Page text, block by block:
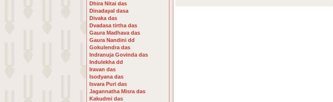
Dhira Nitai das
Dinadayal dasa
Divaka das
Dvadasa tirtha das
Gaura Madhava das
Gaura Nandini dd
Gokulendra das
Indranuja Govinda das
Indulekha dd
Iravan das
Isodyana das
Isvara Puri das
Jagannatha Misra das
Kakudmi das